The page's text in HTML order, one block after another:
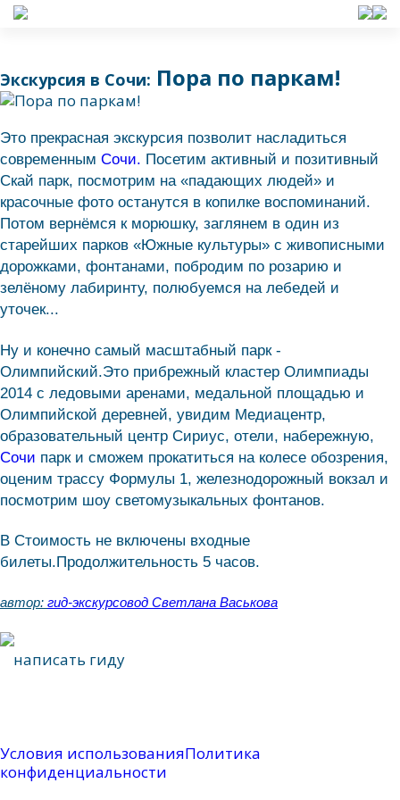
Экскурсия в Сочи: Пора по паркам!
Это прекрасная экскурсия позволит насладиться
современным Сочи. Посетим активный и позитивный
Скай парк, посмотрим на «падающих людей» и
красочные фото останутся в копилке воспоминаний.
Потом вернёмся к морюшку, заглянем в один из
старейших парков «Южные культуры» с живописными
дорожками, фонтанами, побродим по розарию и
зелёному лабиринту, полюбуемся на лебедей и
уточек...
Ну и конечно самый масштабный парк -
Олимпийский.Это прибрежный кластер Олимпиады
2014 с ледовыми аренами, медальной площадью и
Олимпийской деревней, увидим Медиацентр,
образовательный центр Сириус, отели, набережную,
Сочи парк и сможем прокатиться на колесе обозрения,
оценим трассу Формулы 1, железнодорожный вокзал и
посмотрим шоу светомузыкальных фонтанов.
В Стоимость не включены входные
билеты.Продолжительность 5 часов.
автор: гид-экскурсовод Светлана Васькова
написать гиду
Условия использованияПолитика
конфиденциальности